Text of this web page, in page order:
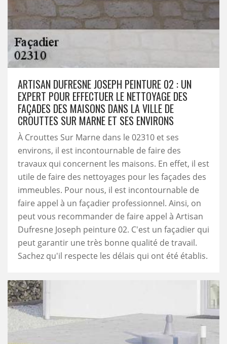
ARTISAN DUFRESNE JOSEPH PEINTURE 02 : UN
EXPERT POUR EFFECTUER LE NETTOYAGE DES
FAÇADES DES MAISONS DANS LA VILLE DE
CROUTTES SUR MARNE ET SES ENVIRONS
À Crouttes Sur Marne dans le 02310 et ses
environs, il est incontournable de faire des
travaux qui concernent les maisons. En effet, il est
utile de faire des nettoyages pour les façades des
immeubles. Pour nous, il est incontournable de
faire appel à un façadier professionnel. Ainsi, on
peut vous recommander de faire appel à Artisan
Dufresne Joseph peinture 02. C'est un façadier qui
peut garantir une très bonne qualité de travail.
Sachez qu'il respecte les délais qui ont été établis.